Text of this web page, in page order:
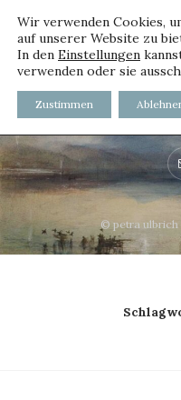
voller
© petra ulbrich
Wir verwenden Cookies,
auf unserer Website zu
In den Einstellungen
verwenden oder sie
Zustimmen